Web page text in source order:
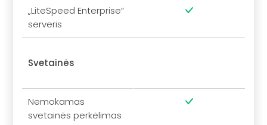
„LiteSpeed Enterprise“
serveris
Svetainės
Nemokamas
svetainės perkėlimas